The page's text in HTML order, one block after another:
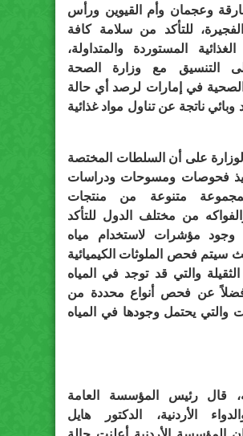
وعجمان وأم القيوين ورأس
للتأكد من سلامة كافة
الغذائية المستوردة والمتداولة،
التنسيق مع وزارة الصحة
الصحية في إمارات لرصد أي حالة
وبائي ناتجة عن تناول مواد غذائية
على أن السلطات المختصة
فحوصات ومسوحات ودراسات
متنوعة من منتجات
من مختلف الدول للتأكد
مؤشرات لاستخدام مياه
سيتم فحص الملوثات الكيميائية
والتي قد توجد في المياه
فضلاً عن فحص أنواع محددة من
والتي يحتمل وجودها في المياه
قال رئيس المؤسسة العامة
الأردنية، الدكتور هايل